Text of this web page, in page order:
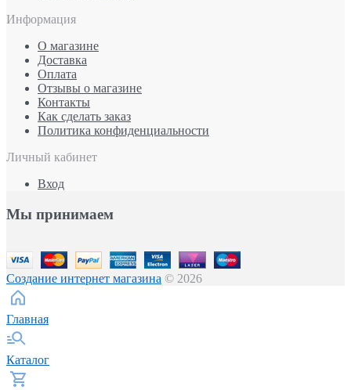
Информация
О магазине
Доставка
Оплата
Отзывы о магазине
Контакты
Как сделать заказ
Политика конфиденциальности
Личный кабинет
Вход
Мы принимаем
Создание интернет магазина © 2026
Главная
Каталог